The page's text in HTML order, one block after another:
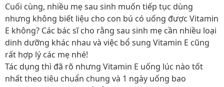
Cuối cùng, nhiều mẹ sau sinh muốn tiếp tục dùng
nhưng không biết liệu cho con bú có uống được Vitamin
E không? Các bác sĩ cho rằng sau sinh mẹ cần nhiều loại
dinh dưỡng khác nhau và việc bổ sung Vitamin E cũng
rất hợp lý các mẹ nhé!
Tác dụng thì đã rõ nhưng Vitamin E uống lúc nào tốt
nhất theo tiêu chuẩn chung và 1 ngày uống bao